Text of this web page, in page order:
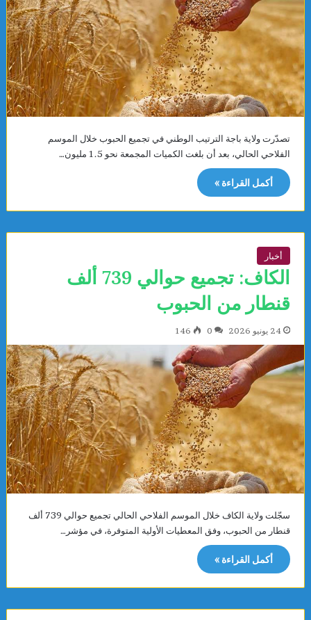
تصدّرت ولاية باجة الترتيب الوطني في تجميع الحبوب خلال الموسم
الفلاحي الحالي، بعد أن بلغت الكميات المجمعة نحو 1.5 مليون…
أكمل القراءة »
أخبار
الكاف: تجميع حوالي 739 ألف
قنطار من الحبوب
24 يونيو 2026 0
146
سجّلت ولاية الكاف خلال الموسم الفلاحي الحالي تجميع حوالي 739 ألف
قنطار من الحبوب، وفق المعطيات الأولية المتوفرة، في مؤشر…
أكمل القراءة »